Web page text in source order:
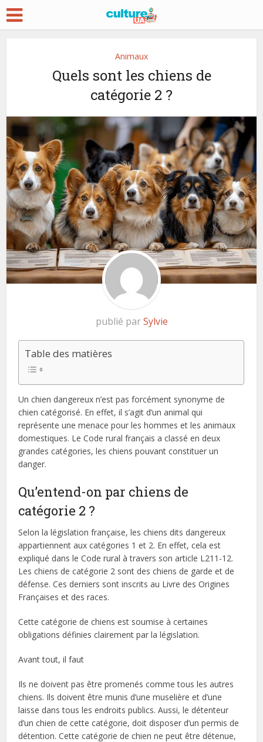
Animaux
Quels sont les chiens de
catégorie 2 ?
publié parSylvie
Table des matières
Un chien dangereux n’est pas forcément synonyme de
chien catégorisé. En effet, il s’agit d’un animal qui
représente une menace pour les hommes et les animaux
domestiques. Le Code rural français a classé en deux
grandes catégories, les chiens pouvant constituer un
danger.
Qu’entend-on par chiens de
catégorie 2 ?
Selon la législation française, les chiens dits dangereux
appartiennent aux catégories 1 et 2. En effet, cela est
expliqué dans le Code rural à travers son article L211-12.
Les chiens de catégorie 2 sont des chiens de garde et de
défense. Ces derniers sont inscrits au Livre des Origines
Françaises et des races.
Cette catégorie de chiens est soumise à certaines
obligations définies clairement par la législation.
Avant tout, il faut
Ils ne doivent pas être promenés comme tous les autres
chiens. Ils doivent être munis d’une muselière et d’une
laisse dans tous les endroits publics. Aussi, le détenteur
d’un chien de cette catégorie, doit disposer d’un permis de
détention. Cette catégorie de chien ne peut être détenue,